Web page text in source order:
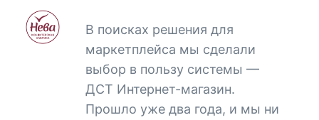
В поисках решения для
маркетплейса мы сделали
выбор в пользу системы —
ДСТ Интернет-магазин.
Прошло уже два года, и мы ни